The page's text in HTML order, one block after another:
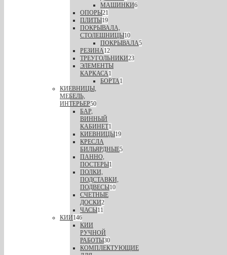
МАШИНКИ6
ОПОРЫ21
ПЛИТЫ19
ПОКРЫВАЛА,
СТОЛЕШНИЦЫ10
ПОКРЫВАЛА5
РЕЗИНА12
ТРЕУГОЛЬНИКИ23
ЭЛЕМЕНТЫ
КАРКАСА1
БОРТА1
КИЕВНИЦЫ,
МЕБЕЛЬ,
ИНТЕРЬЕР50
БАР,
ВИННЫЙ
КАБИНЕТ1
КИЕВНИЦЫ19
КРЕСЛА
БИЛЬЯРДНЫЕ5
ПАННО,
ПОСТЕРЫ1
ПОЛКИ,
ПОДСТАВКИ,
ПОДВЕСЫ10
СЧЕТНЫЕ
ДОСКИ2
ЧАСЫ11
КИИ146
КИИ
РУЧНОЙ
РАБОТЫ30
КОМПЛЕКТУЮЩИЕ